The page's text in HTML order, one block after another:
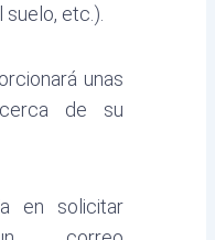
etc.).
unas
de su
en solicitar